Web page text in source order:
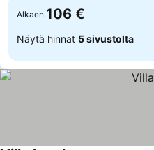
Alkaen 106 €
Näytä hinnat 5 sivustolta